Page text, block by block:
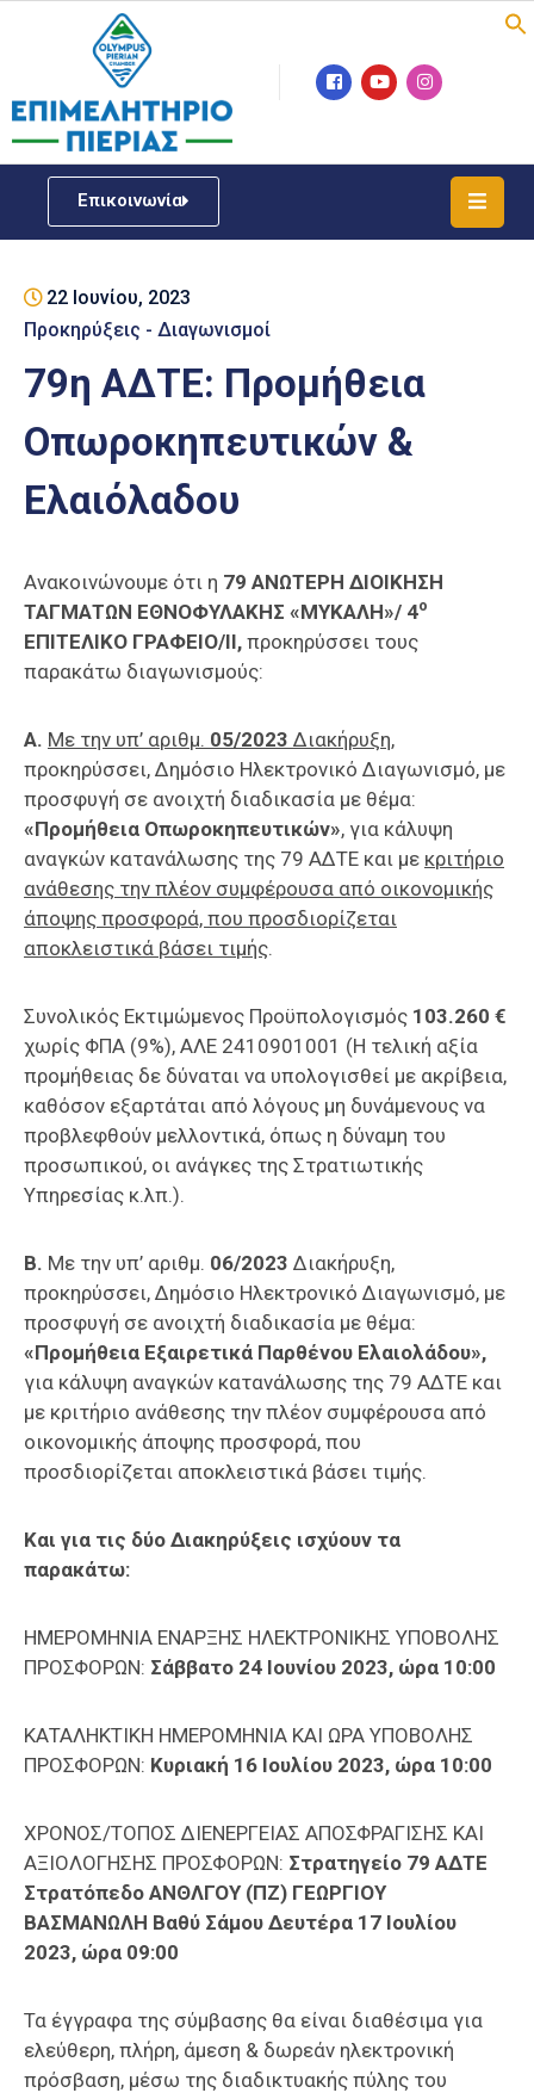
Επικοινωνία
Επιμελητήριο
Νέα
ΓΕΜΗ
Επιχειρηματική
Υποστήριξη
Έκθεση
Παραδοσιακών
Έκθεση
ΕΒΕΠ-
22 Ιουνίου, 2023
Προκηρύξεις - Διαγωνισμοί
79η ΑΔΤΕ: Προμήθεια
Οπωροκηπευτικών &
Ελαιόλαδου
Ανακοινώνουμε ότι η 79 ΑΝΩΤΕΡΗ ΔΙΟΙΚΗΣΗ
ΤΑΓΜΑΤΩΝ ΕΘΝΟΦΥΛΑΚΗΣ «ΜΥΚΑΛΗ»/ 4ο
ΕΠΙΤΕΛΙΚΟ ΓΡΑΦΕΙΟ/ΙΙ, προκηρύσσει τους
παρακάτω διαγωνισμούς:
Α. Με την υπ’ αριθμ. 05/2023 Διακήρυξη,
προκηρύσσει, Δημόσιο Ηλεκτρονικό Διαγωνισμό, με
προσφυγή σε ανοιχτή διαδικασία με θέμα:
«Προμήθεια Οπωροκηπευτικών», για κάλυψη
αναγκών κατανάλωσης της 79 ΑΔΤΕ και με κριτήριο
ανάθεσης την πλέον συμφέρουσα από οικονομικής
άποψης προσφορά, που προσδιορίζεται
αποκλειστικά βάσει τιμής.
Συνολικός Εκτιμώμενος Προϋπολογισμός 103.260 €
χωρίς ΦΠΑ (9%), ΑΛΕ 2410901001 (Η τελική αξία
προμήθειας δε δύναται να υπολογισθεί με ακρίβεια,
καθόσον εξαρτάται από λόγους μη δυνάμενους να
προβλεφθούν μελλοντικά, όπως η δύναμη του
προσωπικού, οι ανάγκες της Στρατιωτικής
Υπηρεσίας κ.λπ.).
Β. Με την υπ’ αριθμ. 06/2023 Διακήρυξη,
προκηρύσσει, Δημόσιο Ηλεκτρονικό Διαγωνισμό, με
προσφυγή σε ανοιχτή διαδικασία με θέμα:
«Προμήθεια Εξαιρετικά Παρθένου Ελαιολάδου»,
για κάλυψη αναγκών κατανάλωσης της 79 ΑΔΤΕ και
με κριτήριο ανάθεσης την πλέον συμφέρουσα από
οικονομικής άποψης προσφορά, που
προσδιορίζεται αποκλειστικά βάσει τιμής.
Και για τις δύο Διακηρύξεις ισχύουν τα
παρακάτω:
ΗΜΕΡΟΜΗΝΙΑ ΕΝΑΡΞΗΣ ΗΛΕΚΤΡΟΝΙΚΗΣ ΥΠΟΒΟΛΗΣ
ΠΡΟΣΦΟΡΩΝ: Σάββατο 24 Ιουνίου 2023, ώρα 10:00
ΚΑΤΑΛΗΚΤΙΚΗ ΗΜΕΡΟΜΗΝΙΑ ΚΑΙ ΩΡΑ ΥΠΟΒΟΛΗΣ
ΠΡΟΣΦΟΡΩΝ: Κυριακή 16 Ιουλίου 2023, ώρα 10:00
ΧΡΟΝΟΣ/ΤΟΠΟΣ ΔΙΕΝΕΡΓΕΙΑΣ ΑΠΟΣΦΡΑΓΙΣΗΣ ΚΑΙ
ΑΞΙΟΛΟΓΗΣΗΣ ΠΡΟΣΦΟΡΩΝ: Στρατηγείο 79 ΑΔΤΕ
Στρατόπεδο ΑΝΘΛΓΟΥ (ΠΖ) ΓΕΩΡΓΙΟΥ
ΒΑΣΜΑΝΩΛΗ Βαθύ Σάμου Δευτέρα 17 Ιουλίου
2023, ώρα 09:00
Τα έγγραφα της σύμβασης θα είναι διαθέσιμα για
ελεύθερη, πλήρη, άμεση & δωρεάν ηλεκτρονική
πρόσβαση, μέσω της διαδικτυακής πύλης του